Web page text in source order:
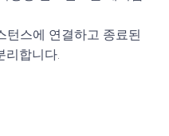
턴스에 연결하고 종료된
리합니다.